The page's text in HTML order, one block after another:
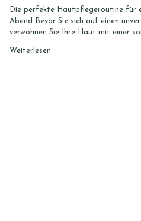
Die perfekte Hautpflegeroutine für
Abend Bevor Sie sich auf einen
verwöhnen Sie Ihre Haut mit einer
Weiterlesen